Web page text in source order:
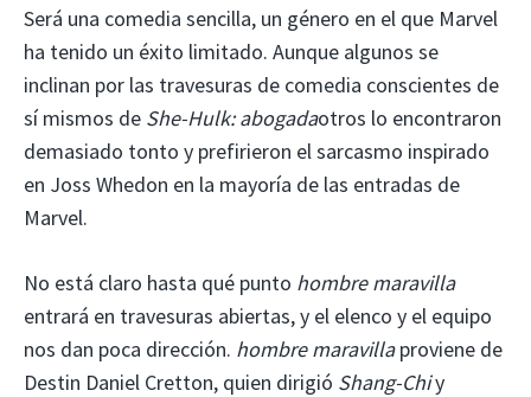
Será una comedia sencilla, un género en el que Marvel
ha tenido un éxito limitado. Aunque algunos se
inclinan por las travesuras de comedia conscientes de
sí mismos de She-Hulk: abogadaotros lo encontraron
demasiado tonto y prefirieron el sarcasmo inspirado
en Joss Whedon en la mayoría de las entradas de
Marvel.
No está claro hasta qué punto hombre maravilla
entrará en travesuras abiertas, y el elenco y el equipo
nos dan poca dirección. hombre maravillaproviene de
Destin Daniel Cretton, quien dirigió Shang-Chiy